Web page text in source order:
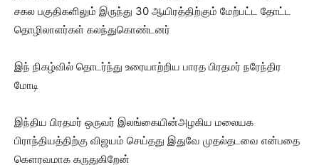
சகல பகுதிகளிலும் இருந்து 30 ஆயிரத்திற்கும் மேற்பட்ட தோட்ட
தொழிலாளர்கள் கலந்துகொண்டனர்
இந் நிகழ்வில் தொடர்ந்து உரையாற்றிய பாரத பிரதமர் நரேந்திர
மோடி
இந்திய பிரதமர் ஒருவர் இலங்கையின்அழகிய மலையக
பிராந்தியத்திற்கு விஜயம் செய்தது இதுவே முதல்தடவை என்பதை
கௌரவமாக கருதுகிறேன்